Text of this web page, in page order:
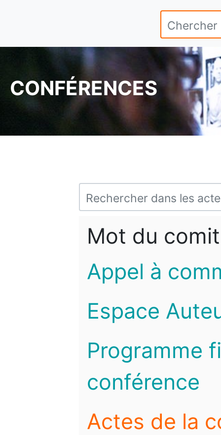
CONFÉRENCES
Mot du
Appel à
Espace
Programme
conférence
Actes de la